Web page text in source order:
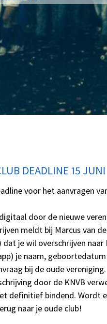
DEADLINE 15 JUNI
voor het aanvragen
door de nieuwe
meldt bij Marcus van
dat je wil overschrijven naar
je naam,
bij de oude vereniging.
door de KNVB
definitief bindend. Wordt
naar je oude club!